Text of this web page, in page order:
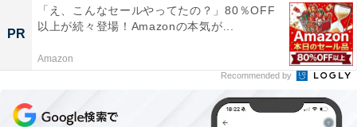
実在しない「阪東橋」が、なぜ駅名に？ 実はグ
PR
「え、こんなセールやってたの？」80％OFF
以上が続々登場！Amazonの本気が...
Amazon
Recommended by